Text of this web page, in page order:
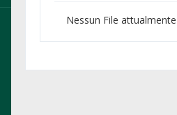
Nessun File